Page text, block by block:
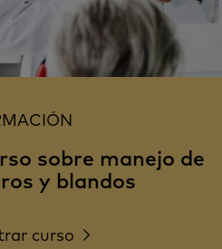
sobre manejo de
y blandos
curso